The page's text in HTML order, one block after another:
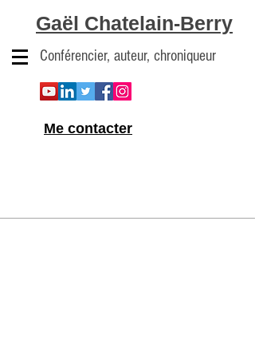
Gaël Chatelain-Berry
Conférencier, auteur, chroniqueur
Me contacter